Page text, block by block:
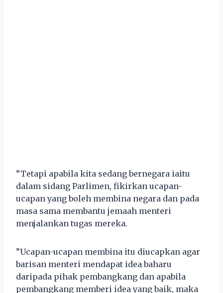
”Tetapi apabila kita sedang bernegara iaitu
dalam sidang Parlimen, fikirkan ucapan-
ucapan yang boleh membina negara dan pada
masa sama membantu jemaah menteri
menjalankan tugas mereka.
”Ucapan-ucapan membina itu diucapkan agar
barisan menteri mendapat idea baharu
daripada pihak pembangkang dan apabila
pembangkang memberi idea yang baik, maka